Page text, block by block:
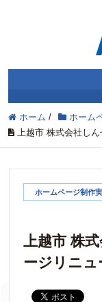
ホーム / ホーム
上越市 株式会社し
ホームページ制作
上越市 株
ージリニュ